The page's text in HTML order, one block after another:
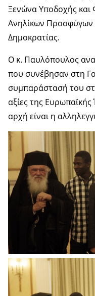
Ξενώνα Υποδοχής και
Ανηλίκων Προσφύγων
Δημοκρατίας.
Ο κ. Παυλόπουλος
που συνέβησαν στη
συμπαράστασή του
αξίες της
αρχή είναι η